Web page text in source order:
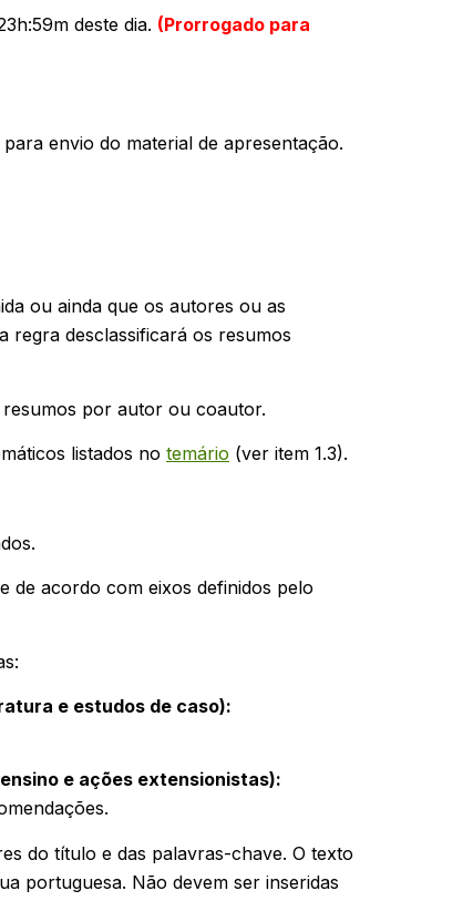
deste dia. (Prorrogado para
envio do material de apresentação.
ou ainda que os autores ou as
regra desclassificará os resumos
por autor ou coautor.
listados no temário (ver item 1.3).
de acordo com eixos definidos pelo
e estudos de caso):
e ações extensionistas):
do título e das palavras-chave. O texto
portuguesa. Não devem ser inseridas